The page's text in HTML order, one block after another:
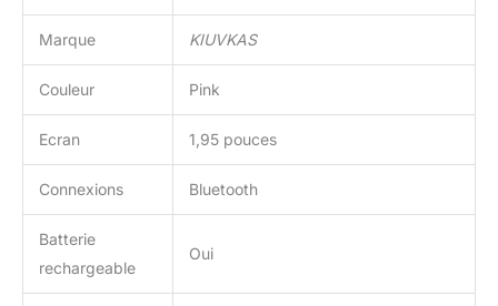
randonnée extérieure, la
besoins sportifs. Plus de
P3 divise le sport en 12
catégories et plus de 140
la marche rapide, le tapis
Marque KIUVKAS
Couleur Pink
Ecran 1,95 pouces
Connexions Bluetooth
Batterie
rechargeable
Oui